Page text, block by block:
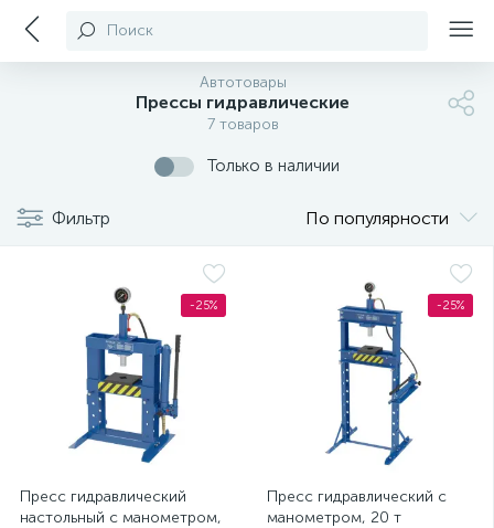
Поиск
Автотовары
Прессы гидравлические
7 товаров
Только в наличии
Фильтр По популярности
-25%
Пресс гидравлический
настольный с манометром,
-25%
Пресс гидравлический с
манометром, 20 т